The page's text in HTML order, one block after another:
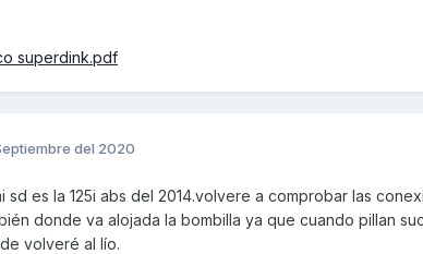
superdink.pdf
del 2020
sd es la 125i abs del 2014.volvere a comprobar las
donde va alojada la bombilla ya que cuando pillan
volveré al lío.